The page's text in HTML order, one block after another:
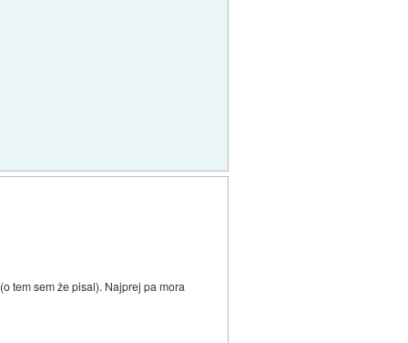
tem sem že pisal). Najprej pa mora